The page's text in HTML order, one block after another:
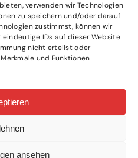
verwenden wir Technologien
zu speichern und/oder darauf
zustimmst, können wir
IDs auf dieser Website
nicht erteilst oder
und Funktionen
ansehen